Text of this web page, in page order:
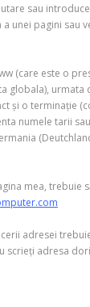
sau
unei pagini sau
(care este o
globala), urmata
și o terminație
numele tarii
mea, trebuie
adresei
scrieți adresa